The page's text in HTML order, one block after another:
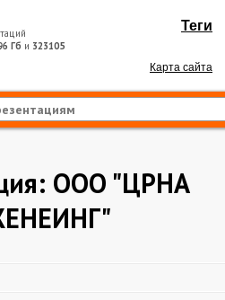
Гб и 323105
Теги
Карта сайта
ООО "ЦРНА